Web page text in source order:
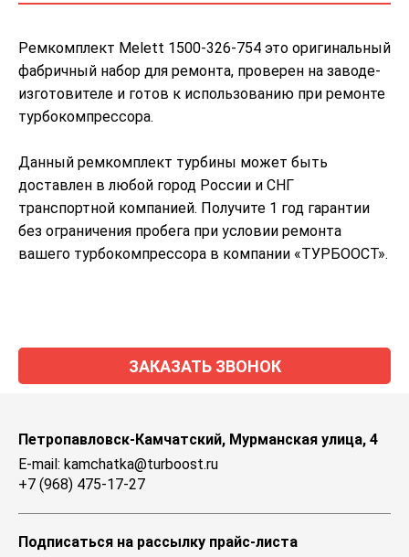
Ремкомплект Melett 1500-326-754 это оригинальный
фабричный набор для ремонта, проверен на заводе-
изготовителе и готов к использованию при ремонте
турбокомпрессора.
Данный ремкомплект турбины может быть
доставлен в любой город России и СНГ
транспортной компанией. Получите 1 год гарантии
без ограничения пробега при условии ремонта
вашего турбокомпрессора в компании «ТУРБООСТ».
ЗАКАЗАТЬ ЗВОНОК
Петропавловск-Камчатский, Мурманская улица, 4
E-mail: kamchatka@turboost.ru
+7 (968) 475-17-27
Подписаться на рассылку прайс-листа